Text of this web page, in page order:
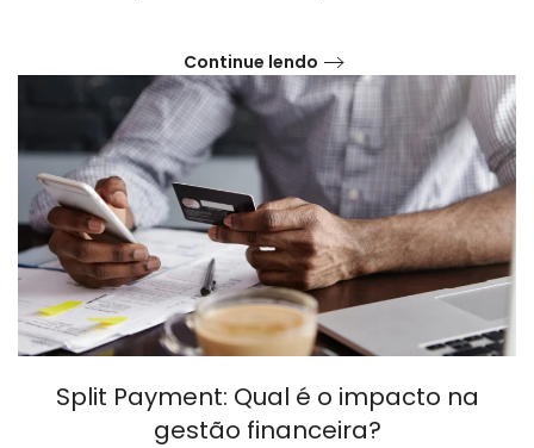
Continue lendo
Split Payment: Qual é o impacto na
gestão financeira?